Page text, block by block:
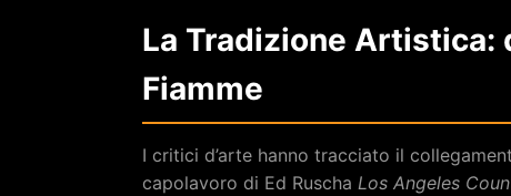
La Tradizione Artistica:
Fiamme
I critici d’arte hanno tracciato il
capolavoro di Ed Ruscha Los Angeles